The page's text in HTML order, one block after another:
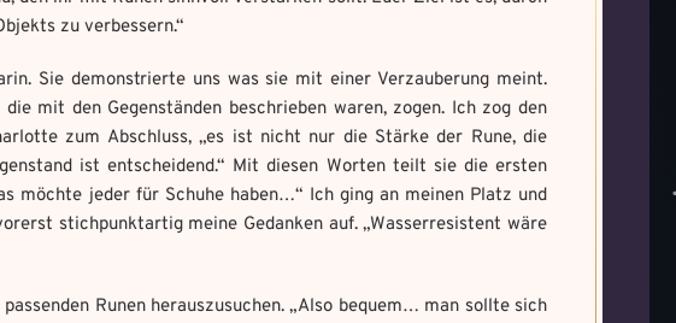
zu verbessern.“
Sie demonstrierte uns was sie mit einer Verzauberung meint.
mit den Gegenständen beschrieben waren, zogen. Ich zog den
zum Abschluss, „es ist nicht nur die Stärke der Rune, die
ist entscheidend.“ Mit diesen Worten teilt sie die ersten
möchte jeder für Schuhe haben…“ Ich ging an meinen Platz und
stichpunktartig meine Gedanken auf. „Wasserresistent wäre
Runen herauszusuchen. „Also bequem… man sollte sich
findest du hier:
m/
*